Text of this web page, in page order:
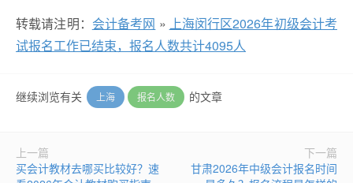
转载请注明： 会计备考网 » 上海闵行区2026年初级会计考
试报名工作已结束，报名人数共计4095人
继续浏览有关 上海 报名人数 的文章
上一篇
买会计教材去哪买比较好？速
下一篇
甘肃2026年中级会计报名时间